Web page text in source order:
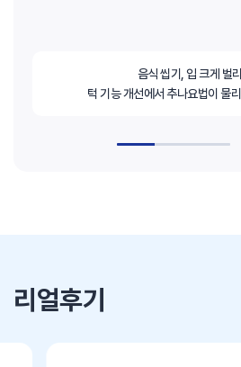
음식 씹기, 입 크게 벌
턱 기능 개선에서 추나요법이 물
리얼후기